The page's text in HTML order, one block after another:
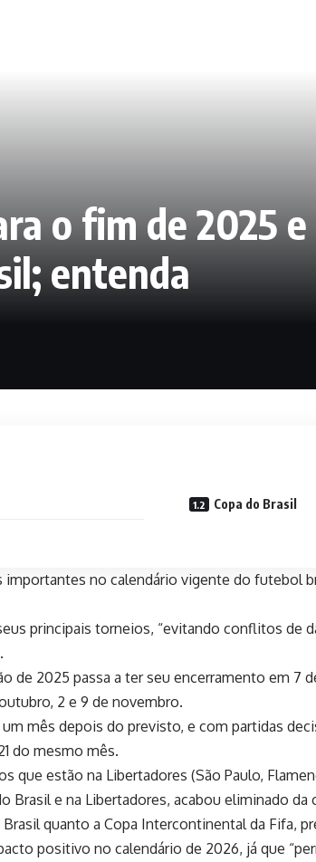
o fim de 2025
entenda
Copa do Brasil
no calendário vigente do futebol
principais torneios, “evitando conflitos de
2025 passa a ter seu encerramento em 7
2 e 9 de novembro.
mês depois do previsto, e com partidas
do mesmo mês.
estão na Libertadores (São Paulo,
Brasil e na Libertadores, acabou eliminado
quanto a Copa Intercontinental da Fifa,
positivo no calendário de 2026, já que